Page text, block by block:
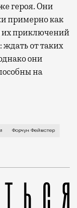
героя. Они
примерно как
их приключений
ждать от таких
они
на
был
Форчун Феймстер